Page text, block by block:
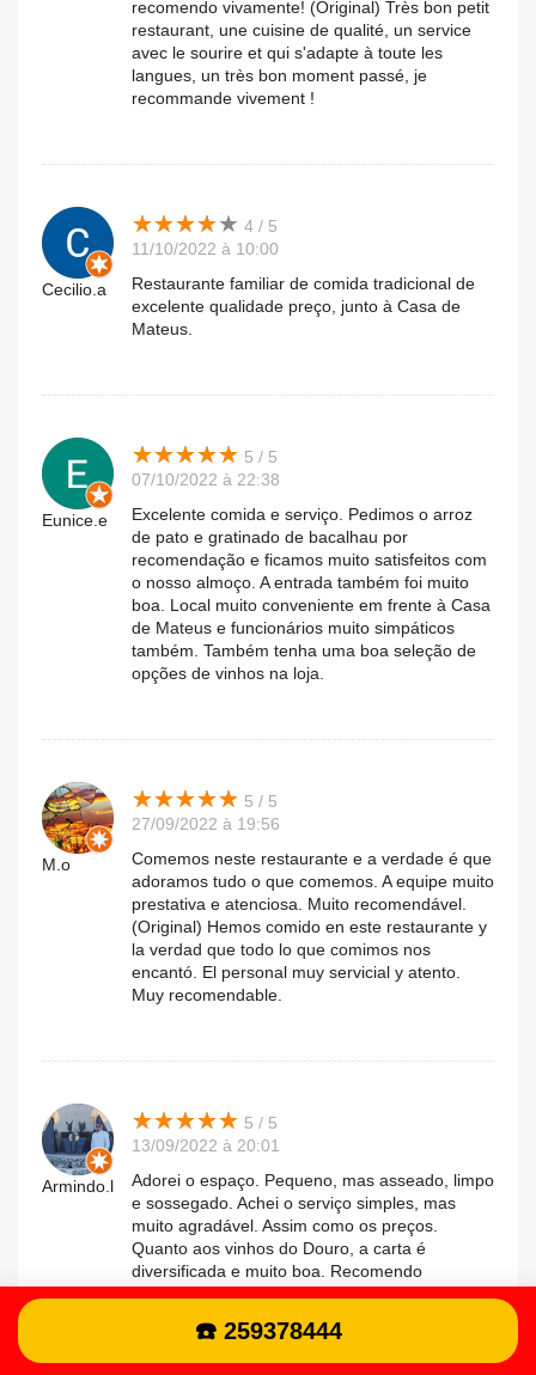
recomendo vivamente! (Original) Très bon petit
restaurant, une cuisine de qualité, un service
avec le sourire et qui s'adapte à toute les
langues, un très bon moment passé, je
recommande vivement !
Cecilio.a
★★★★★
★★★★★ 4 / 5
11/10/2022 à 10:00
Restaurante familiar de comida tradicional de
excelente qualidade preço, junto à Casa de
Mateus.
Eunice.e
★★★★★
★★★★★ 5 / 5
07/10/2022 à 22:38
Excelente comida e serviço. Pedimos o arroz
de pato e gratinado de bacalhau por
recomendação e ficamos muito satisfeitos com
o nosso almoço. A entrada também foi muito
boa. Local muito conveniente em frente à Casa
de Mateus e funcionários muito simpáticos
também. Também tenha uma boa seleção de
opções de vinhos na loja.
M.o
★★★★★
★★★★★ 5 / 5
27/09/2022 à 19:56
Comemos neste restaurante e a verdade é que
adoramos tudo o que comemos. A equipe muito
prestativa e atenciosa. Muito recomendável.
(Original) Hemos comido en este restaurante y
la verdad que todo lo que comimos nos
encantó. El personal muy servicial y atento.
Muy recomendable.
Armindo.l
★★★★★
★★★★★ 5 / 5
13/09/2022 à 20:01
Adorei o espaço. Pequeno, mas asseado, limpo
e sossegado. Achei o serviço simples, mas
muito agradável. Assim como os preços.
Quanto aos vinhos do Douro, a carta é
diversificada e muito boa. Recomendo
☎️ 259378444